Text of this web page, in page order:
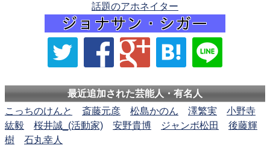
話題のアホネイター
最近追加された芸能人・有名人
こっちのけんと
斎藤元彦 松島かのん 澤繁実
小野寺
紘毅
桜井誠_(活動家) 安野貴博 ジャンボ松田
後藤輝
樹
石丸幸人